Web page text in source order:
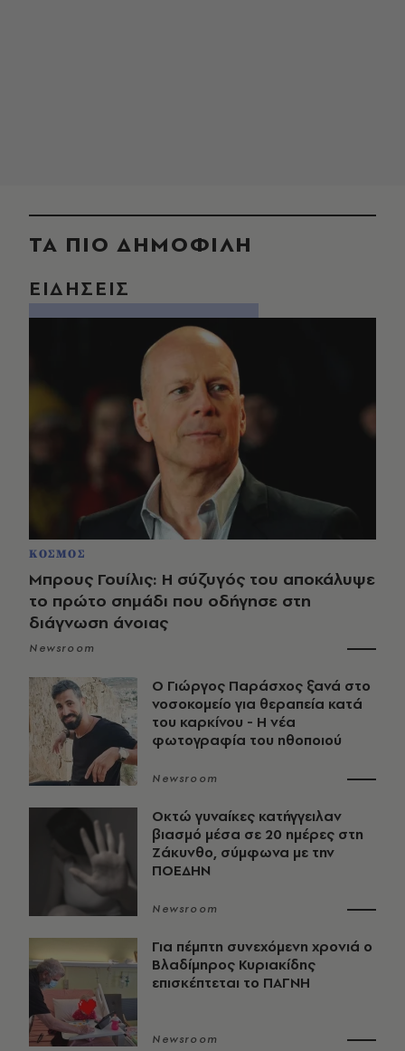
ΤΑ ΠΙΟ ΔΗΜΟΦΙΛΗ
ΕΙΔΗΣΕΙΣ
ΚΟΣΜΟΣ
Μπρους Γουίλις: Η σύζυγός του αποκάλυψε
το πρώτο σημάδι που οδήγησε στη
διάγνωση άνοιας
Newsroom
O Γιώργος Παράσχος ξανά στο
νοσοκομείο για θεραπεία κατά
του καρκίνου - Η νέα
φωτογραφία του ηθοποιού
Newsroom
Οκτώ γυναίκες κατήγγειλαν
βιασμό μέσα σε 20 ημέρες στη
Ζάκυνθο, σύμφωνα με την
ΠΟΕΔΗΝ
Newsroom
Για πέμπτη συνεχόμενη χρονιά ο
Βλαδίμηρος Κυριακίδης
επισκέπτεται το ΠΑΓΝΗ
Newsroom